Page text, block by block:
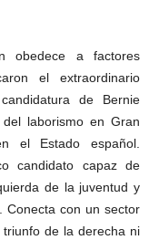
obedece a factores
el extraordinario
de Bernie
laborismo en Gran
el Estado español.
candidato capaz de
de la juventud y
Conecta con un sector
de la derecha ni